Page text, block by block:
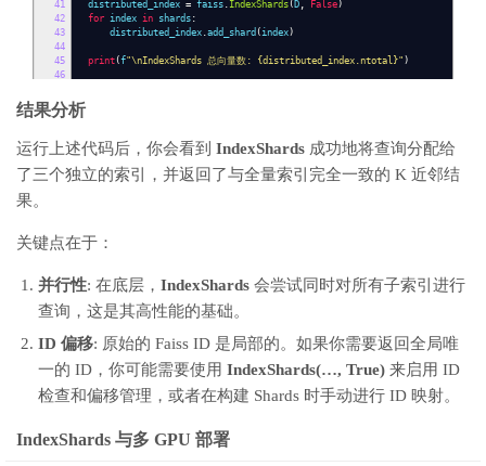
41
42
43
44
45
46
48
49
51
53
58
61
63
65
67
distributed_index = faiss . IndexShards ( D , False)
for index in shards :
distributed_index .add_shard (index)
print (f"\nIndexShards 总向量数: {distributed_index.ntotal}" )
print (f "分布式检索耗时: {end_time - start_time:.4f} 秒"
print("全量索引 (Full Index) 距离:\n",D_full)
# 验证结果是否一致
print("\n验证成功：IndexShards 的搜索结果距离与全量索引一致。")
print
"验证失败：结果不一致。")
结果分析
运行上述代码后，你会看到 IndexShards 成功地将查询分配给
了三个独立的索引，并返回了与全量索引完全一致的 K 近邻结
果。
关键点在于：
并行性: 在底层， IndexShards 会尝试同时对所有子索引进行
查询，这是其高性能的基础。
ID 偏移: 原始的 Faiss ID 是局部的。如果你需要返回全局唯
一的 ID，你可能需要使用 IndexShards(…, True) 来启用 ID
检查和偏移管理，或者在构建 Shards 时手动进行 ID 映射。
IndexShards 与多 GPU 部署